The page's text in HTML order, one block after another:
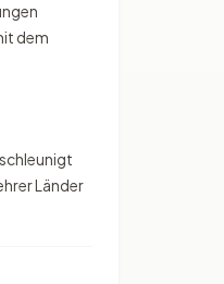
dem
Länder